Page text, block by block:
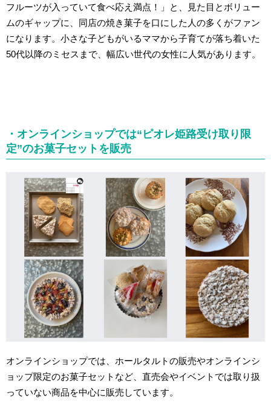
フルーツが入っていて食べ応え満点！」と、見た目とボリュー
ムのギャップに、同店の焼き菓子を口にした人の多くがファン
になります。小さな子どもがいるママから子育てが落ち着いた
50代以降のミセスまで、幅広い世代の女性に人気があります。
・オンラインショップでは“ピオレ姫路受け取り限
定”のお菓子セットを販売
オンラインショップでは、ホールタルトの販売やオンラインシ
ョップ限定のお菓子セットなど、直売会やイベントでは取り扱
っていない商品を中心に販売しています。